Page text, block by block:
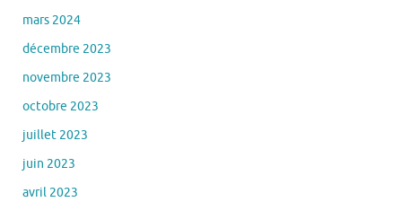
mars 2024
décembre 2023
novembre 2023
octobre 2023
juillet 2023
juin 2023
avril 2023